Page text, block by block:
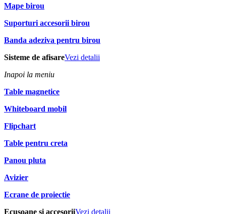
Mape birou
Suporturi accesorii birou
Banda adeziva pentru birou
Sisteme de afisareVezi detalii
Inapoi la meniu
Table magnetice
Whiteboard mobil
Flipchart
Table pentru creta
Panou pluta
Avizier
Ecrane de proiectie
Ecusoane si accesoriiVezi detalii